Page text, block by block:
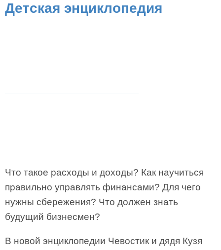
Детская энциклопедия
Что такое расходы и доходы? Как научиться
правильно управлять финансами? Для чего
нужны сбережения? Что должен знать
будущий бизнесмен?
В новой энциклопедии Чевостик и дядя Кузя